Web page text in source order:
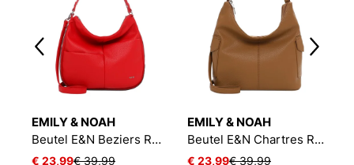
EMILY & NOAH
Beutel E&N Beziers RUE 09
€ 23,99€ 39,99
EMILY & NOAH
Beutel E&N Chartres RUE 09
€ 23,99€ 39,99